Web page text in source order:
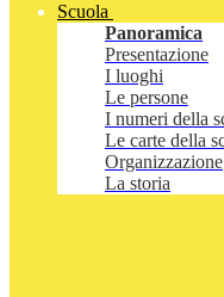
Scuola
Panoramica
Presentazione
I luoghi
Le persone
I numeri della
Le carte della
Organizzazione
La storia